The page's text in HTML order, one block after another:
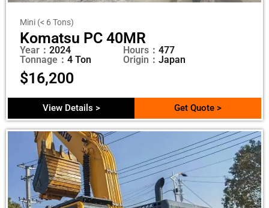
Mini (< 6 Tons)
Komatsu PC 40MR
Year： 2024
Tonnage： 4 Ton
Hours： 477
Origin： Japan
$16,200
View Details > Get Quote >